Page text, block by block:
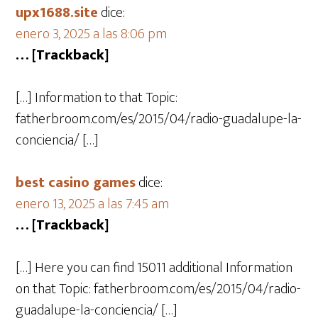
upx1688.sitedice:
enero 3, 2025 a las 8:06 pm
… [Trackback]
[…] Information to that Topic:
fatherbroom.com/es/2015/04/radio-guadalupe-la-
conciencia/ […]
best casino gamesdice:
enero 13, 2025 a las 7:45 am
… [Trackback]
[…] Here you can find 15011 additional Information
on that Topic: fatherbroom.com/es/2015/04/radio-
guadalupe-la-conciencia/ […]